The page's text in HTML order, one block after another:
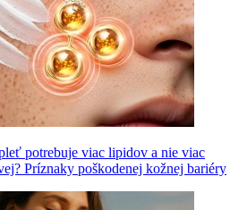
potrebuje viac lipidov a nie viac
Príznaky poškodenej kožnej bariéry